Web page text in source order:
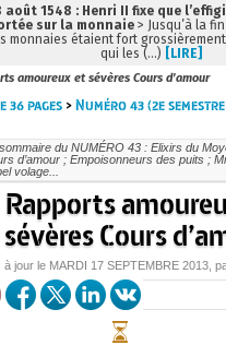
amoureux et sévères Cours d’amour
36 pages >Numéro 43 (2e semestre
du NUMÉRO 43 : Elixirs du
d’amour ; Empoisonneurs des puits ;
volage...
Rapports
Cours
à jour le MARDI 17 SEPTEMBRE 2013 ,
août 1548 : Henri II fixe que
sur la monnaie > Jusqu’à la
monnaies étaient fort
qui les (…) [LIRE]